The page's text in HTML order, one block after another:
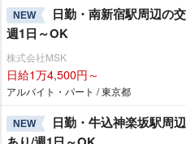
NEW
日勤・南新宿駅周辺の
週1日～OK
株式会社MSK
日給1万4,500円～
アルバイト・パート / 東京都
NEW
日勤・牛込神楽坂駅周